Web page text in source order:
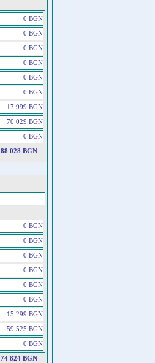
0 BGN
0 BGN
0 BGN
0 BGN
0 BGN
0 BGN
17 999 BGN
70 029 BGN
0 BGN
88 028 BGN
0 BGN
0 BGN
0 BGN
0 BGN
0 BGN
0 BGN
15 299 BGN
59 525 BGN
0 BGN
74 824 BGN